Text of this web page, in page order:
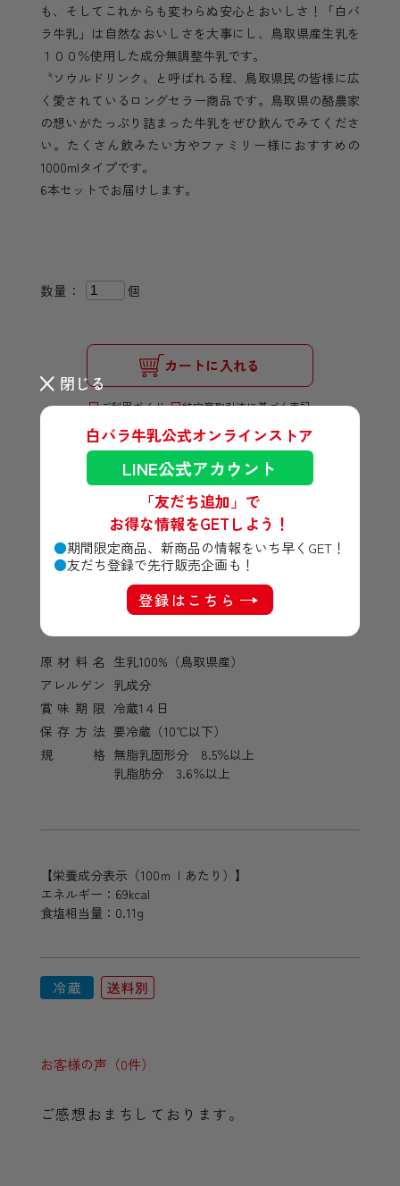
閉じる
白バラ牛乳公式オンラインストア
LINE公式アカウント
「友だち追加」で
お得な情報をGETしよう！
期間限定商品、新商品の情報をいち早くGET！
友だち登録で先行販売企画も！
登録はこちら
も、そしてこれからも変わらぬ安心とおいしさ！「白バ
ラ牛乳」は自然なおいしさを大事にし、鳥取県産生乳を
１００％使用した成分無調整牛乳です。
〝ソウルドリンク〟と呼ばれる程、鳥取県民の皆様に広
く愛されているロングセラー商品です。鳥取県の酪農家
の想いがたっぷり詰まった牛乳をぜひ飲んでみてくださ
い。たくさん飲みたい方やファミリー様におすすめの
1000mlタイプです。
6本セットでお届けします。
数量： 個
カートに入れる
ご利用ガイド 特定商取引法に基づく表記
原材料名 生乳100%（鳥取県産）
アレルゲン 乳成分
賞味期限 冷蔵1４日
保存方法 要冷蔵（10℃以下）
規格 無脂乳固形分 8.5％以上
乳脂肪分 3.6％以上
【栄養成分表示（100ｍｌあたり）】
エネルギー：69kcal
食塩相当量：0.11g
お客様の声（0件）
ご感想おまちしております。